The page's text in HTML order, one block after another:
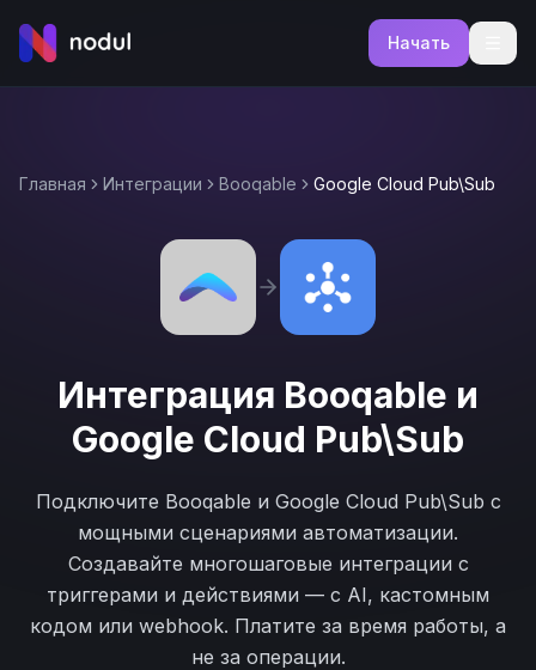
Начать
Главная Интеграции Booqable Google Cloud Pub\Sub
Интеграция Booqable и
Google Cloud Pub\Sub
Подключите Booqable и Google Cloud Pub\Sub с
мощными сценариями автоматизации.
Создавайте многошаговые интеграции с
триггерами и действиями — с AI, кастомным
кодом или webhook. Платите за время работы, а
не за операции.